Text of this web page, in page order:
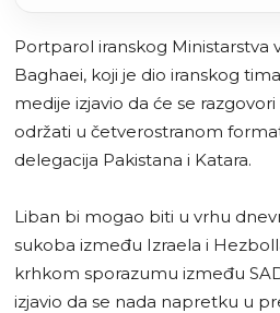
Portparol iranskog Ministarstva
Baghaei, koji je dio iranskog
medije izjavio da će se
održati u četverostranom
delegacija Pakistana i Katara.
Liban bi mogao biti u vrhu
sukoba između Izraela i
krhkom sporazumu između
izjavio da se nada napretku u